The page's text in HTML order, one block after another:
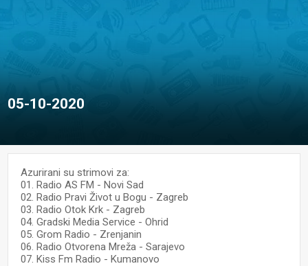
05-10-2020
Azurirani su strimovi za:
01. Radio AS FM - Novi Sad
02. Radio Pravi Život u Bogu - Zagreb
03. Radio Otok Krk - Zagreb
04. Gradski Media Service - Ohrid
05. Grom Radio - Zrenjanin
06. Radio Otvorena Mreža - Sarajevo
07. Kiss Fm Radio - Kumanovo